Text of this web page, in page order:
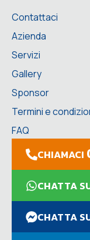
Contattaci
Azienda
Servizi
Gallery
Sponsor
Termini e
FAQ
CHIAMACI
CHATTA
CHATTA